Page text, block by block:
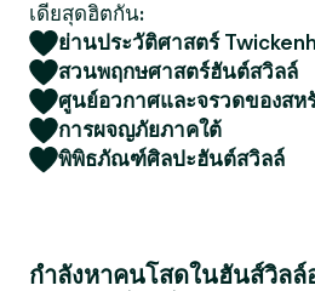
เดียสุดฮิตกัน:
ย่านประวัติศาสตร์
สวนพฤกษศาสตร์ฮันต์สวิลล์
ศูนย์อวกาศและจรวดของสห
การผจญภัยภาคใต้
พิพิธภัณฑ์ศิลปะฮันต์สวิลล์
กำลังหาคนโสดในฮันส์วิลล์